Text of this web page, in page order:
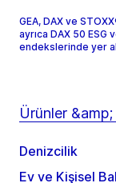
GEA, DAX ve
ayrıca DAX 50
endekslerinde yer
Ürünler
Denizcilik
Ev ve Kişisel